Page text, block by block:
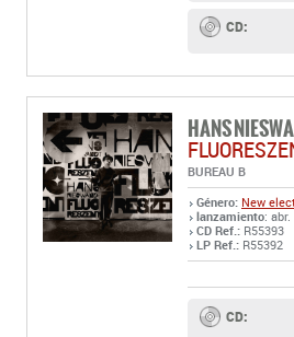
CD:
HANS
BUREAU B
Género: New
lanzamiento:
CD Ref.: R55393
LP Ref.: R55392
CD: